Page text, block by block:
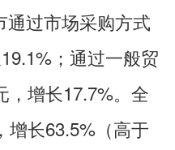
过市场采购方式
；通过一般贸
，增长17.7%。全
增长63.5%（高于